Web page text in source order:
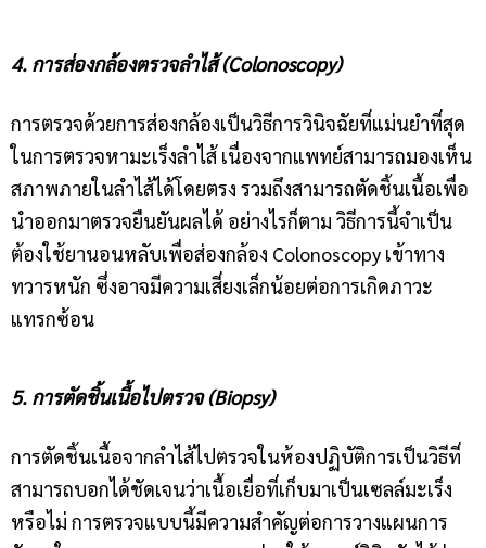
4. การส่องกล้องตรวจลำไส้ (Colonoscopy)
การตรวจด้วยการส่องกล้องเป็นวิธีการวินิจฉัยที่แม่นยำที่สุด
ในการตรวจหามะเร็งลำไส้ เนื่องจากแพทย์สามารถมองเห็น
สภาพภายในลำไส้ได้โดยตรง รวมถึงสามารถตัดชิ้นเนื้อเพื่อ
นำออกมาตรวจยืนยันผลได้ อย่างไรก็ตาม วิธีการนี้จำเป็น
ต้องใช้ยานอนหลับเพื่อส่องกล้อง Colonoscopy เข้าทาง
ทวารหนัก ซึ่งอาจมีความเสี่ยงเล็กน้อยต่อการเกิดภาวะ
แทรกซ้อน
5. การตัดชิ้นเนื้อไปตรวจ (Biopsy)
การตัดชิ้นเนื้อจากลำไส้ไปตรวจในห้องปฏิบัติการเป็นวิธีที่
สามารถบอกได้ชัดเจนว่าเนื้อเยื่อที่เก็บมาเป็นเซลล์มะเร็ง
หรือไม่ การตรวจแบบนี้มีความสำคัญต่อการวางแผนการ